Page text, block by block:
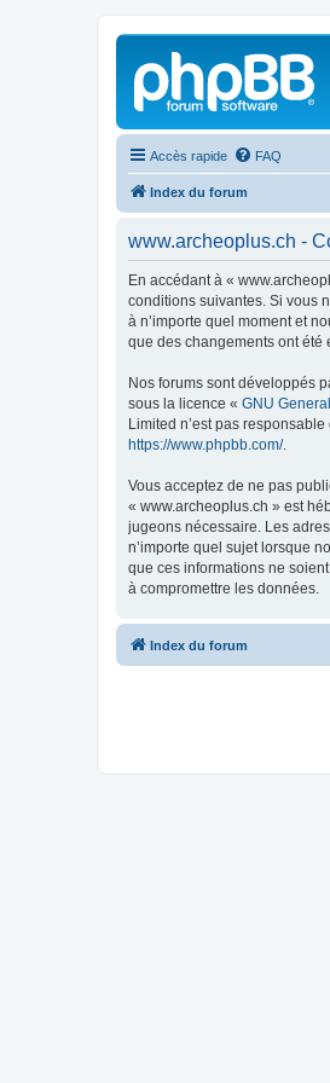
Accès rapide FAQ
Index du forum
www.archeoplus.ch -
En accédant à «
conditions suivantes. Si vous
à n’importe quel moment et
que des changements ont été
Nos forums sont développés
sous la licence « GNU
Limited n’est pas
https://www.phpbb.com/.
Vous acceptez de ne pas
« www.archeoplus.ch » est
jugeons nécessaire. Les
n’importe quel sujet lorsque
que ces informations ne
à compromettre les données.
Index du forum